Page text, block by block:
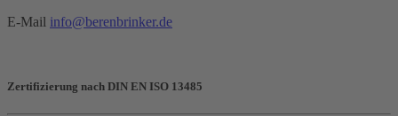
E-Mail info@berenbrinker.de
Zertifizierung nach DIN EN ISO 13485